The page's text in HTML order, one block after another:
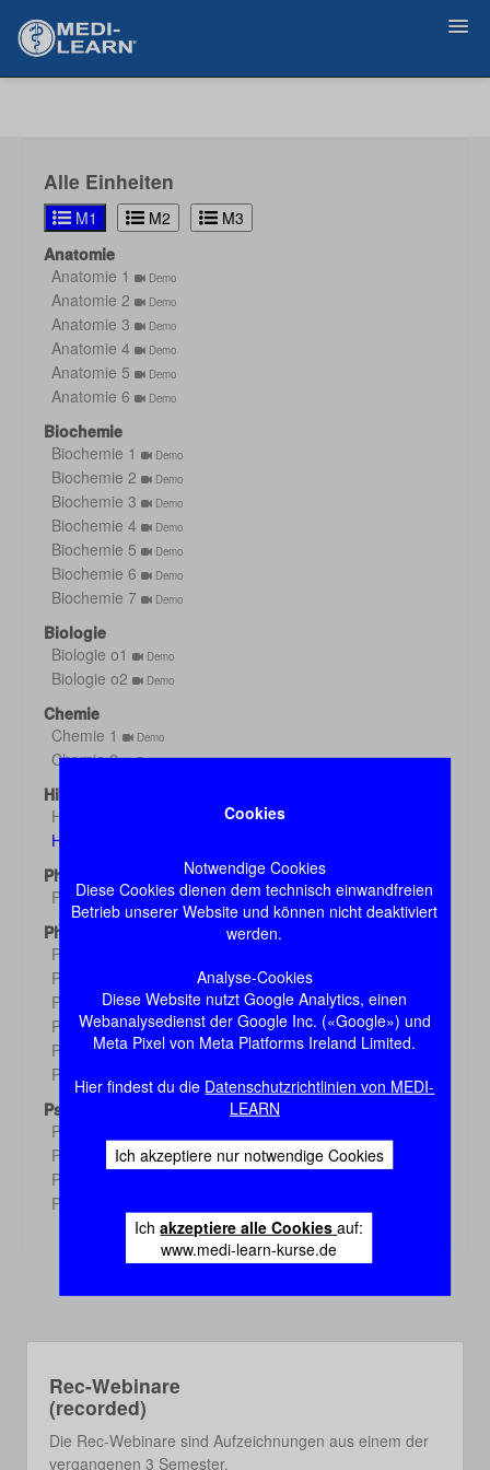
Cookies
Notwendige Cookies
Diese Cookies dienen dem technisch einwandfreien
Betrieb unserer Website und können nicht deaktiviert
werden.
Analyse-Cookies
Diese Website nutzt Google Analytics, einen
Webanalysedienst der Google Inc. («Google») und
Meta Pixel von Meta Platforms Ireland Limited.
Hier findest du die Datenschutzrichtlinien von MEDI-
LEARN
Ich akzeptiere nur notwendige Cookies
Ichakzeptiere alle Cookiesauf:
www.medi-learn-kurse.de
Alle Einheiten
M1 M2
M3
Anatomie
Anatomie 1
Demo
Anatomie 2 Demo
Anatomie 3 Demo
Anatomie 4 Demo
Anatomie 5 Demo
Anatomie 6 Demo
Biochemie
Biochemie 1
Demo
Biochemie 2 Demo
Biochemie 3 Demo
Biochemie 4 Demo
Biochemie 5 Demo
Biochemie 6 Demo
Biochemie 7 Demo
Biologie
Biologie o1
Demo
Biologie o2 Demo
Chemie
Chemie 1
Demo
Chemie 2 Demo
Histologie
Histologie s1
Histologie s2
Physik
Physik
Demo
Physiologie
Physiologie 1
Physiologie 2
Physiologie 3 Demo
Physiologie 4 Demo
Physiologie 5 Demo
Physiologie 6
Psychologie
Psychologie 1
Psychologie 2 Demo
Psychologie 3
Psychologie 4
Rec-Webinare
(recorded)
Die Rec-Webinare sind Aufzeichnungen aus einem der
vergangenen 3 Semester.